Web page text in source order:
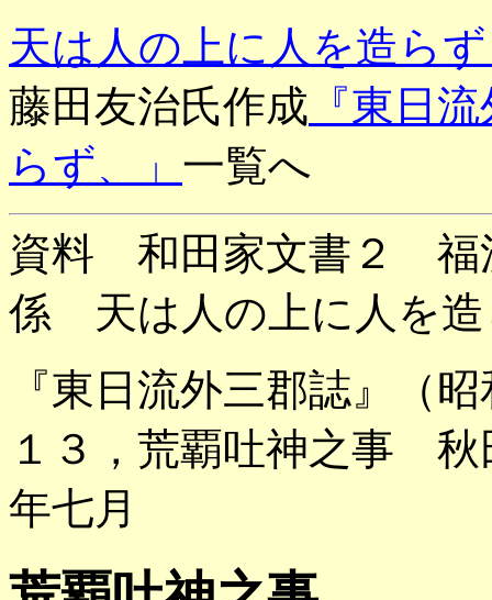
天は人の上に人を造ら
藤田友治氏作成 『東日
らず、」 一覧へ
資料 和田家文書２ 福
係 天は人の上に人を
『東日流外三郡誌』（
１３，荒覇吐神之事
年七月